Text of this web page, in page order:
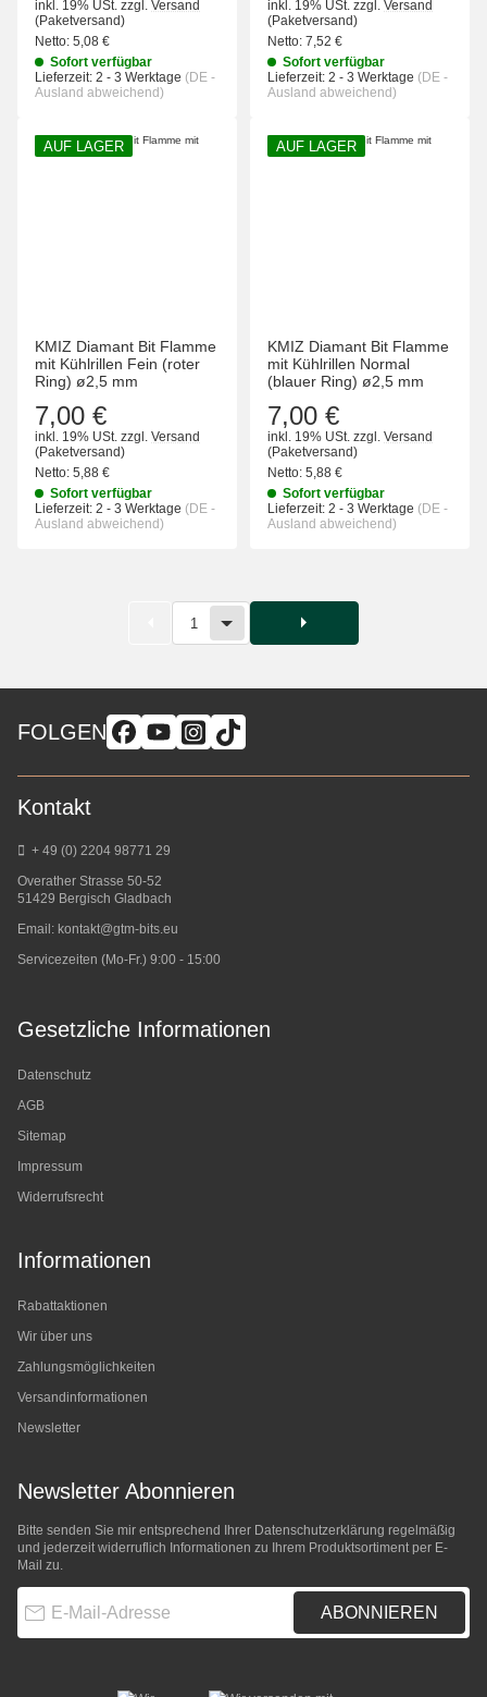
inkl. 19% USt. zzgl. Versand
(Paketversand)
Netto: 5,08 €
Sofort verfügbar
Lieferzeit: 2 - 3 Werktage (DE -
Ausland abweichend)
inkl. 19% USt. zzgl. Versand
(Paketversand)
Netto: 7,52 €
Sofort verfügbar
Lieferzeit: 2 - 3 Werktage (DE -
Ausland abweichend)
AUF LAGER
KMIZ Diamant Bit Flamme
mit Kühlrillen Fein (roter
Ring) ø2,5 mm
7,00 €
inkl. 19% USt. zzgl. Versand
(Paketversand)
Netto: 5,88 €
Sofort verfügbar
Lieferzeit: 2 - 3 Werktage (DE -
Ausland abweichend)
AUF LAGER
KMIZ Diamant Bit Flamme
mit Kühlrillen Normal
(blauer Ring) ø2,5 mm
7,00 €
inkl. 19% USt. zzgl. Versand
(Paketversand)
Netto: 5,88 €
Sofort verfügbar
Lieferzeit: 2 - 3 Werktage (DE -
Ausland abweichend)
1
FOLGEN
Kontakt
+ 49 (0) 2204 98771 29
Overather Strasse 50-52
51429 Bergisch Gladbach
Email: kontakt@gtm-bits.eu
Servicezeiten (Mo-Fr.) 9:00 - 15:00
Gesetzliche Informationen
Datenschutz
AGB
Sitemap
Impressum
Widerrufsrecht
Informationen
Rabattaktionen
Wir über uns
Zahlungsmöglichkeiten
Versandinformationen
Newsletter
Newsletter Abonnieren
Bitte senden Sie mir entsprechend Ihrer Datenschutzerklärung regelmäßig
und jederzeit widerruflich Informationen zu Ihrem Produktsortiment per E-
Mail zu.
ABONNIEREN